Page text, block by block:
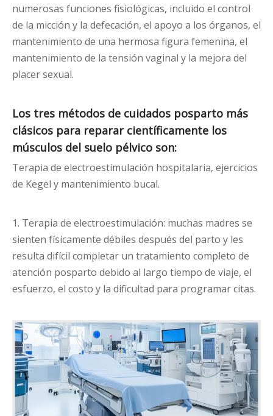
numerosas funciones fisiológicas, incluido el control
de la micción y la defecación, el apoyo a los órganos, el
mantenimiento de una hermosa figura femenina, el
mantenimiento de la tensión vaginal y la mejora del
placer sexual.
Los tres métodos de cuidados posparto más
clásicos para reparar científicamente los
músculos del suelo pélvico son:
Terapia de electroestimulación hospitalaria, ejercicios
de Kegel y mantenimiento bucal.
1. Terapia de electroestimulación: muchas madres se
sienten físicamente débiles después del parto y les
resulta difícil completar un tratamiento completo de
atención posparto debido al largo tiempo de viaje, el
esfuerzo, el costo y la dificultad para programar citas.